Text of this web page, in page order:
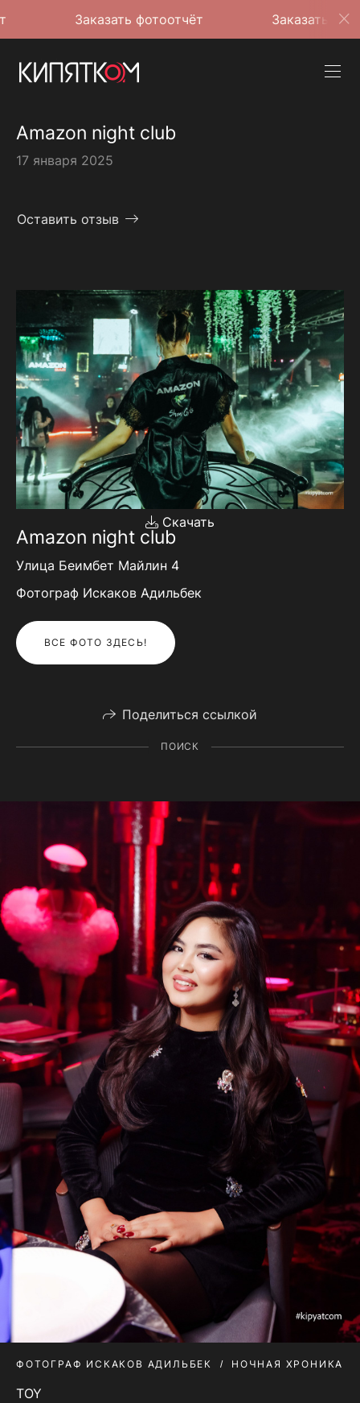
Заказать фотоотчёт Заказать фотоотчёт
Amazon night club
17 января 2025
Оставить отзыв
Скачать
Amazon night club
Улица Беимбет Майлин 4
Фотограф Искаков Адильбек
ВСЕ ФОТО ЗДЕСЬ!
Поделиться ссылкой
ПОИСК
ФОТОГРАФ ИСКАКОВ АДИЛЬБЕК НОЧНАЯ ХРОНИКА
TOY